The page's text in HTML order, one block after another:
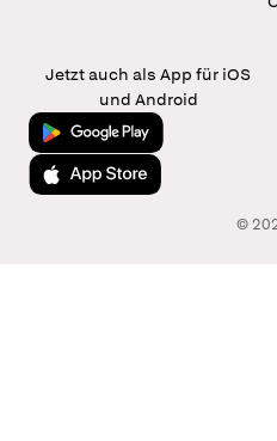
Jetzt auch als App für iOS
und Android
Jetzt bei Google Play
Laden im App Store
©